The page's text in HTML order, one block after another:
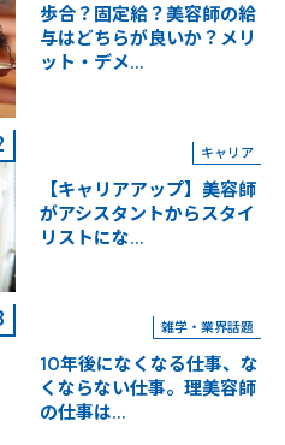
歩合？固定給？美容師の給
与はどちらが良いか？メリ
ット・デメ...
キャリア
【キャリアアップ】美容師
がアシスタントからスタイ
リストにな...
雑学・業界話題
10年後になくなる仕事、な
くならない仕事。理美容師
の仕事は...